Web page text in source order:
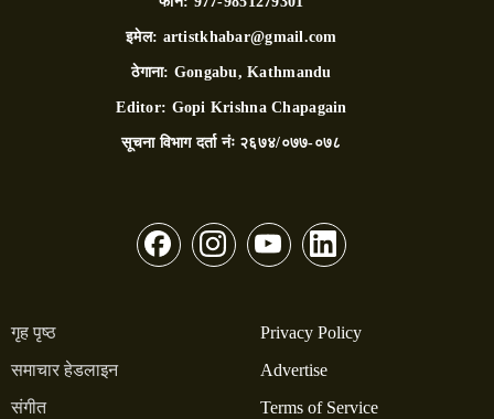
इमेल: artistkhabar@gmail.com
ठेगाना: Gongabu, Kathmandu
Editor: Gopi Krishna Chapagain
सूचना विभाग दर्ता नंः २६७४/०७७-०७८
गृह पृष्ठ
समाचार हेडलाइन
संगीत
Privacy Policy
Advertise
Terms of Service